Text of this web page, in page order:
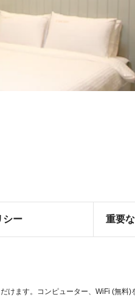
シー 重要
けます。コンピューター、WiFi (無料)